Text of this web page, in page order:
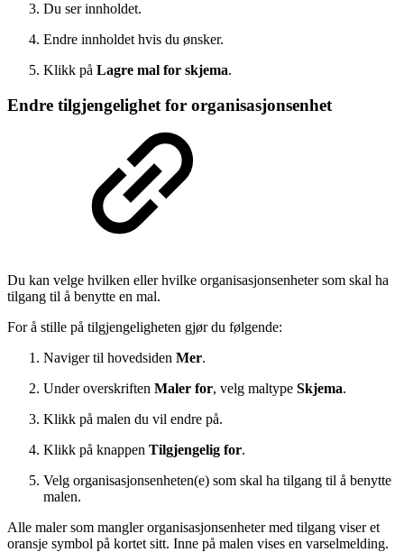
Du ser innholdet.
Endre innholdet hvis du ønsker.
Klikk på Lagre mal for skjema.
Endre tilgjengelighet for organisasjonsenhet
Du kan velge hvilken eller hvilke organisasjonsenheter som skal ha
tilgang til å benytte en mal.
For å stille på tilgjengeligheten gjør du følgende:
Naviger til hovedsiden Mer.
Under overskriften Maler for, velg maltype Skjema.
Klikk på malen du vil endre på.
Klikk på knappen Tilgjengelig for.
Velg organisasjonsenheten(e) som skal ha tilgang til å benytte
malen.
Alle maler som mangler organisasjonsenheter med tilgang viser et
oransje symbol på kortet sitt. Inne på malen vises en varselmelding.